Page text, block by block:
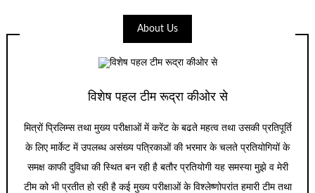
About Us
विशेष पहल टीम रूद्रा कीओर से
मित्रों प्रिलिम्स तथा मुख्य परीक्षाओं में करेंट के बढते महत्व तथा उसकी प्रतिपूर्ति
के लिए मार्केट में उपलब्ध असंख्य पत्रिकाओं की भरमार के चलते प्रतियोगियों के
समक्ष काफी दुविधा की स्थित बन रही है बतौर प्रतियोगी यह समस्या मुझे व मेरी
टीम को भी प्रतीत हो रही है कई मुख्य परीक्षाओं के विश्लेष्णोपरांत हमारी टीम तथा